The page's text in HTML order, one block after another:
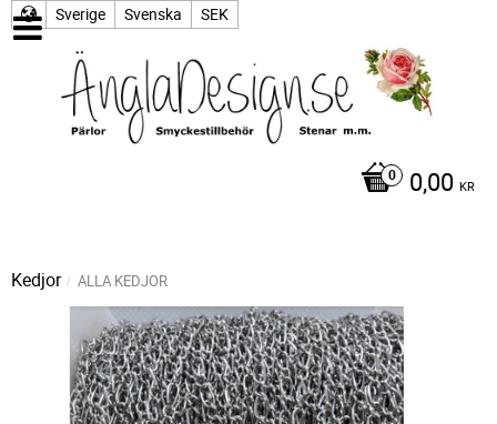
Sverige Svenska SEK
0,00 KR
Kedjor ALLA KEDJOR